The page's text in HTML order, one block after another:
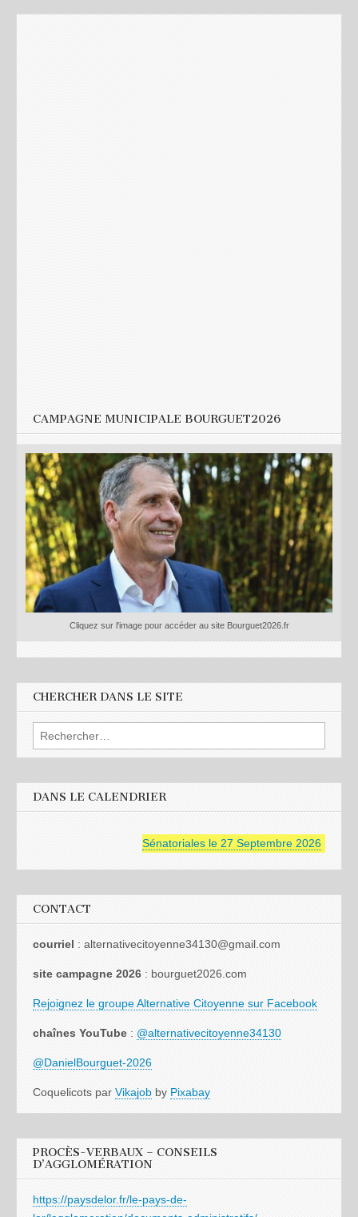
CAMPAGNE MUNICIPALE BOURGUET2026
Cliquez sur l'image pour accéder au site Bourguet2026.fr
CHERCHER DANS LE SITE
Rechercher :
DANS LE CALENDRIER
Sénatoriales le 27 Septembre 2026
CONTACT
courriel : alternativecitoyenne34130@gmail.com
site campagne 2026 : bourguet2026.com
Rejoignez le groupe Alternative Citoyenne sur Facebook
chaînes YouTube : @alternativecitoyenne34130
@DanielBourguet-2026
Coquelicots par Vikajob by Pixabay
PROCÈS-VERBAUX – CONSEILS
D’AGGLOMÉRATION
https://paysdelor.fr/le-pays-de-